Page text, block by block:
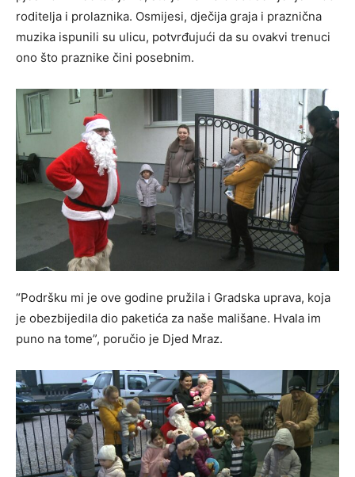
roditelja i prolaznika. Osmijesi, dječija graja i praznična
muzika ispunili su ulicu, potvrđujući da su ovakvi trenuci
ono što praznike čini posebnim.
“Podršku mi je ove godine pružila i Gradska uprava, koja
je obezbijedila dio paketića za naše mališane. Hvala im
puno na tome”, poručio je Djed Mraz.